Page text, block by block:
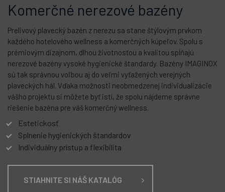
Komerčné nerezové bazény
Prelivový plavecký bazén z nerezu sa stane štýlovým prvkom
každého hotelového wellness a komerčných kúpeľov. Spolu s
prémiovým dizajnom, dlhou životnosťou a kvalitou spĺňajú
nerezové bazény vysoké hygienické štandardy. Bazény IMAGINOX
sú tak správnou voľbou aj do veľmi vyťažených verejných
plaveckých hál. Vďaka možnosti neobmedzenej individualizácie
vášho projektu si môžete byť istí, že spolu nájdeme správne
riešenie bazéna pre váš komerčný wellness.
Estetickosť
Splnenie hygienických štandardov
Individuálny prístup a flexibilita
STIAHNITE SI NÁŠ KATALÓG